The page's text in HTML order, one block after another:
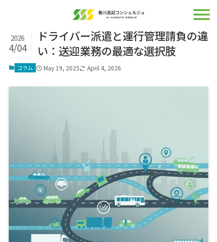
ドライバー派遣と運行管理請負の違
い：送迎業務の最適な選択肢
2026
4/04
コラム May 19, 2025 April 4, 2026